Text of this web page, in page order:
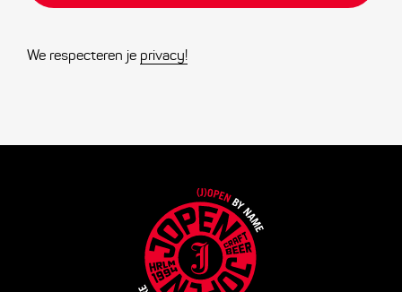
We respecteren je privacy!